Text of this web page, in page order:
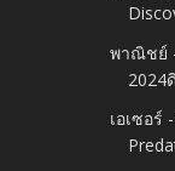
พาณิชย์
2024
เอเซอร์